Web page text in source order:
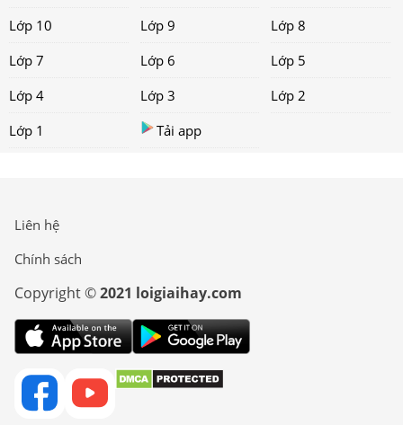
Lớp 10
Lớp 9
Lớp 8
Lớp 7
Lớp 6
Lớp 5
Lớp 4
Lớp 3
Lớp 2
Lớp 1
Tải app
Liên hệ
Chính sách
Copyright ©2021 loigiaihay.com